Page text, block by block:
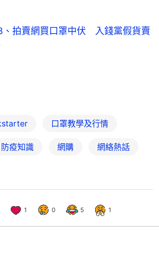
、拍賣網買口罩中伏 入錢黨假貨賣
口罩教學及行情
防疫知識 網購 網絡熱話
1 0 5 1